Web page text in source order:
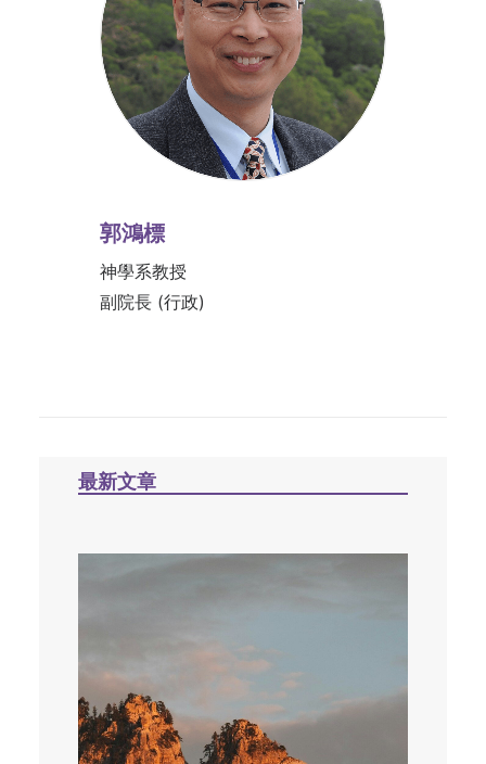
郭鴻標
神學系教授
副院長 (行政)
最新文章